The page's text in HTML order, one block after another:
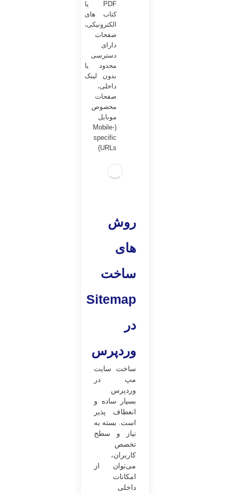
PDF یا
کتاب های
الکترونیکی،
صفحات
دارای
دسترسی
محدود یا
بدون لینک
داخلی،
صفحات
مخصوص
موبایل
(Mobile-
specific
URLs)
روش
های
ساخت
Sitemap
در
وردپرس
ساخت سایت
مپ در
وردپرس
بسیار ساده و
انعطاف پذیر
است. بسته به
نیاز و سطح
تخصص
کاربران،
می‌توان از
امکانات
داخلی